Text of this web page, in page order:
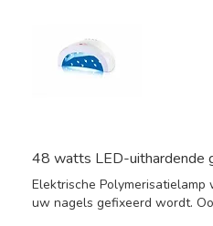
48 watts LED-uithardende
Elektrische
uw nagels gefixeerd wordt.